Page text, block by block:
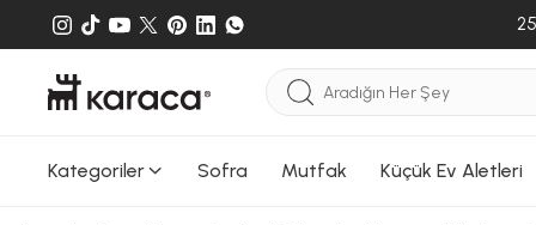
Kategoriler Sofra Mutfak Küçük Ev Aletleri